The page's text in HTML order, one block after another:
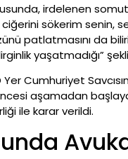
irdelenen
sökerim senin,
patlatmasını da
yaşatmadığı”
Yer Cumhuriyet
aşamadan
ile karar verildi.